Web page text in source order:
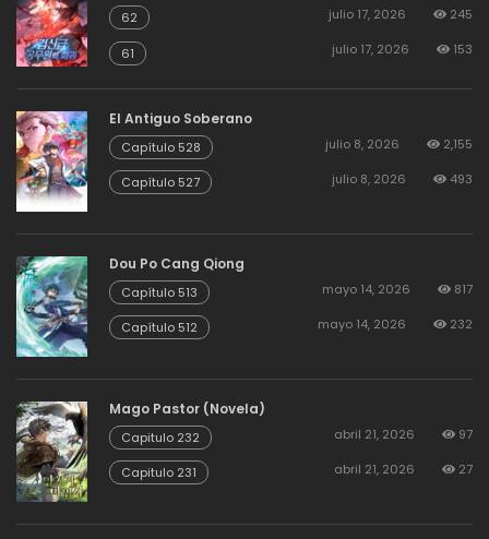
62 julio 17, 2026 245
61 julio 17, 2026 153
El Antiguo Soberano
Capítulo 528 julio 8, 2026 2,155
Capítulo 527 julio 8, 2026 493
Dou Po Cang Qiong
Capítulo 513 mayo 14, 2026 817
Capítulo 512 mayo 14, 2026 232
Mago Pastor (Novela)
Capitulo 232 abril 21, 2026 97
Capitulo 231 abril 21, 2026 27